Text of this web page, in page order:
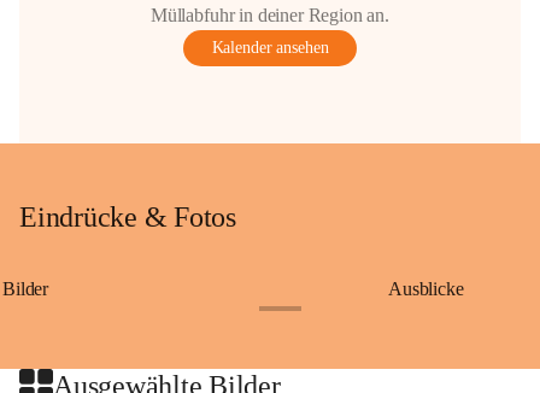
Müllabfuhr in deiner Region an.
Kalender ansehen
Eindrücke & Fotos
Bilder Ausblicke
Ausgewählte Bilder